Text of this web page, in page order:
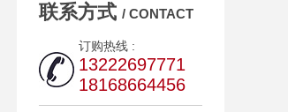
联系方式 / CONTACT
订购热线 :
13222697771
18168664456